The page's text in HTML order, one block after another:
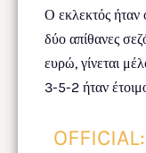
Ο εκλεκτός ήταν
δύο απίθανες
ευρώ, γίνεται
3-5-2 ήταν